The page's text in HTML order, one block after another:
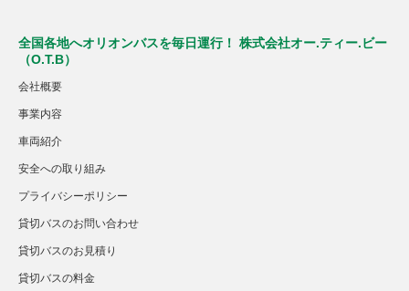
全国各地へオリオンバスを毎日運行！ 株式会社オー.ティー.ビー
（O.T.B）
会社概要
事業内容
車両紹介
安全への取り組み
プライバシーポリシー
貸切バスのお問い合わせ
貸切バスのお見積り
貸切バスの料金